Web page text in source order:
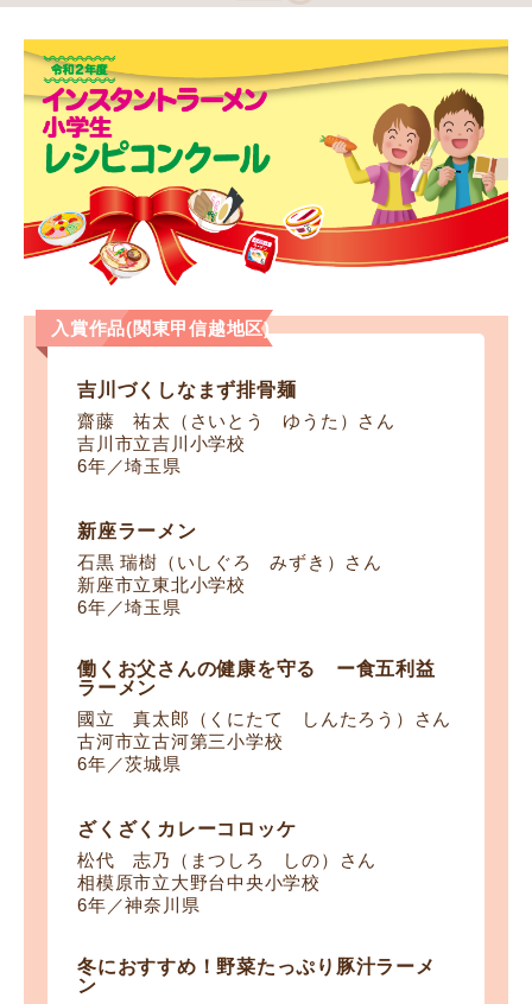
入賞作品(関東甲信越地区)
吉川づくしなまず排骨麺
齋藤 祐太（さいとう ゆうた）さん
吉川市立吉川小学校
6年／埼玉県
新座ラーメン
石黒 瑞樹（いしぐろ みずき）さん
新座市立東北小学校
6年／埼玉県
働くお父さんの健康を守る ー食五利益
ラーメン
國立 真太郎（くにたて しんたろう）さん
古河市立古河第三小学校
6年／茨城県
ざくざくカレーコロッケ
松代 志乃（まつしろ しの）さん
相模原市立大野台中央小学校
6年／神奈川県
冬におすすめ！野菜たっぷり豚汁ラーメ
ン